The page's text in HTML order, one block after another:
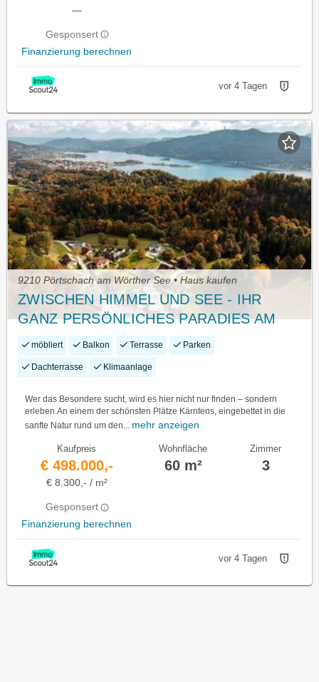
—
Gesponsert
Finanzierung berechnen
vor 4 Tagen
9210 Pörtschach am Wörther See • Haus kaufen
ZWISCHEN HIMMEL UND SEE - IHR
GANZ PERSÖNLICHES PARADIES AM
WÖRTHER SEE!
möbliert Balkon Terrasse Parken
Dachterrasse Klimaanlage
Wer das Besondere sucht, wird es hier nicht nur finden – sondern
erleben.An einem der schönsten Plätze Kärntens, eingebettet in die
sanfte Natur rund um den... mehr anzeigen
Kaufpreis
€ 498.000,-
€ 8.300,- / m²
Gesponsert
Finanzierung berechnen
Wohnfläche
60 m²
Zimmer
3
vor 4 Tagen